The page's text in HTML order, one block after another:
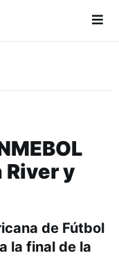
y
de Fútbol
la final de la